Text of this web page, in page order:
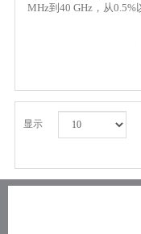
MHz到40 GHz，从0.5%
显示